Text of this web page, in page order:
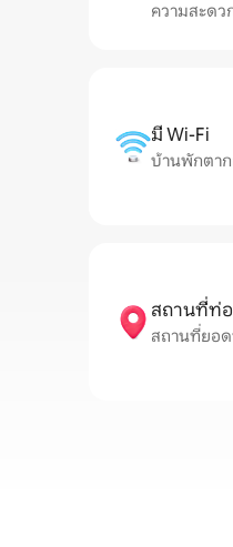
ความสะดว
มี Wi-Fi
บ้านพักตาก
สถานที่ท่อ
สถานที่ยอด